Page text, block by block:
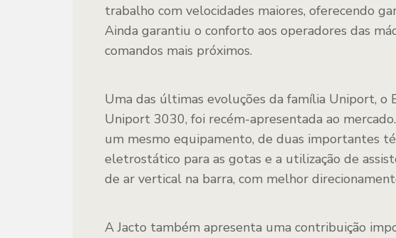
trabalho com velocidades maiores, oferecendo
Ainda garantiu o conforto aos operadores das
comandos mais próximos.
Uma das últimas evoluções da família Uniport,
Uniport 3030, foi recém-apresentada ao
um mesmo equipamento, de duas importantes
eletrostático para as gotas e a utilização de
de ar vertical na barra, com melhor
A Jacto também apresenta uma contribuição